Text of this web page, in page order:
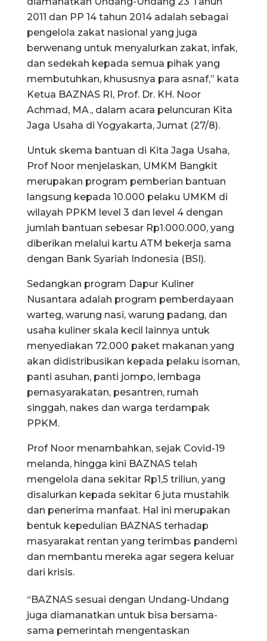
2011 dan PP 14 tahun 2014 adalah sebagai
pengelola zakat nasional yang juga
berwenang untuk menyalurkan zakat, infak,
dan sedekah kepada semua pihak yang
membutuhkan, khususnya para asnaf,” kata
Ketua BAZNAS RI, Prof. Dr. KH. Noor
Achmad, MA., dalam acara peluncuran Kita
Jaga Usaha di Yogyakarta, Jumat (27/8).
Untuk skema bantuan di Kita Jaga Usaha,
Prof Noor menjelaskan, UMKM Bangkit
merupakan program pemberian bantuan
langsung kepada 10.000 pelaku UMKM di
wilayah PPKM level 3 dan level 4 dengan
jumlah bantuan sebesar Rp1.000.000, yang
diberikan melalui kartu ATM bekerja sama
dengan Bank Syariah Indonesia (BSI).
Sedangkan program Dapur Kuliner
Nusantara adalah program pemberdayaan
warteg, warung nasi, warung padang, dan
usaha kuliner skala kecil lainnya untuk
menyediakan 72.000 paket makanan yang
akan didistribusikan kepada pelaku isoman,
panti asuhan, panti jompo, lembaga
pemasyarakatan, pesantren, rumah
singgah, nakes dan warga terdampak
PPKM.
Prof Noor menambahkan, sejak Covid-19
melanda, hingga kini BAZNAS telah
mengelola dana sekitar Rp1,5 triliun, yang
disalurkan kepada sekitar 6 juta mustahik
dan penerima manfaat. Hal ini merupakan
bentuk kepedulian BAZNAS terhadap
masyarakat rentan yang terimbas pandemi
dan membantu mereka agar segera keluar
dari krisis.
“BAZNAS sesuai dengan Undang-Undang
juga diamanatkan untuk bisa bersama-
sama pemerintah mengentaskan